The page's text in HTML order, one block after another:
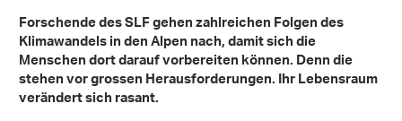
Forschende des SLF gehen zahlreichen Folgen des
Klimawandels in den Alpen nach, damit sich die
Menschen dort darauf vorbereiten können. Denn die
stehen vor grossen Herausforderungen. Ihr Lebensraum
verändert sich rasant.